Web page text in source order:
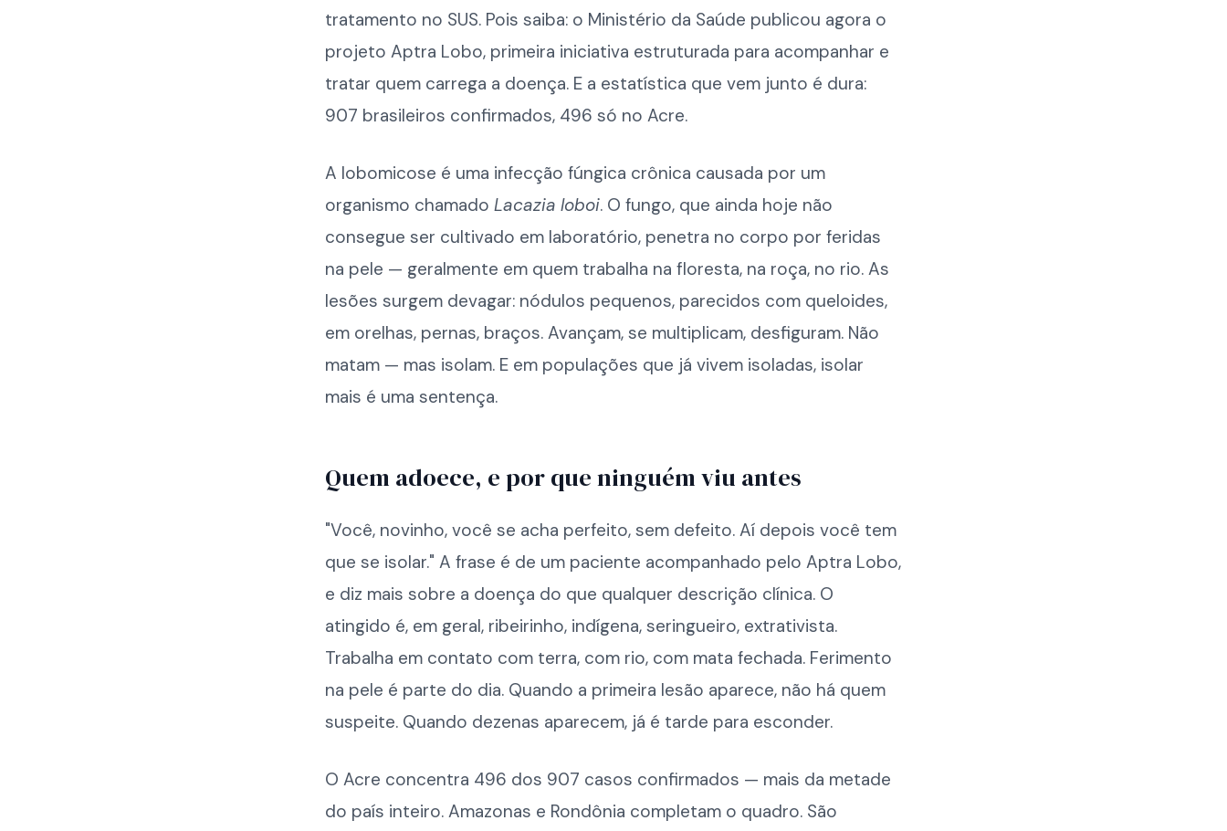
tratamento no SUS. Pois saiba: o Ministério da Saúde publicou agora o
projeto Aptra Lobo, primeira iniciativa estruturada para acompanhar e
tratar quem carrega a doença. E a estatística que vem junto é dura:
907 brasileiros confirmados, 496 só no Acre.
A lobomicose é uma infecção fúngica crônica causada por um
organismo chamado Lacazia loboi. O fungo, que ainda hoje não
consegue ser cultivado em laboratório, penetra no corpo por feridas
na pele — geralmente em quem trabalha na floresta, na roça, no rio. As
lesões surgem devagar: nódulos pequenos, parecidos com queloides,
em orelhas, pernas, braços. Avançam, se multiplicam, desfiguram. Não
matam — mas isolam. E em populações que já vivem isoladas, isolar
mais é uma sentença.
Quem adoece, e por que ninguém viu antes
"Você, novinho, você se acha perfeito, sem defeito. Aí depois você tem
que se isolar." A frase é de um paciente acompanhado pelo Aptra Lobo,
e diz mais sobre a doença do que qualquer descrição clínica. O
atingido é, em geral, ribeirinho, indígena, seringueiro, extrativista.
Trabalha em contato com terra, com rio, com mata fechada. Ferimento
na pele é parte do dia. Quando a primeira lesão aparece, não há quem
suspeite. Quando dezenas aparecem, já é tarde para esconder.
O Acre concentra 496 dos 907 casos confirmados — mais da metade
do país inteiro. Amazonas e Rondônia completam o quadro. São